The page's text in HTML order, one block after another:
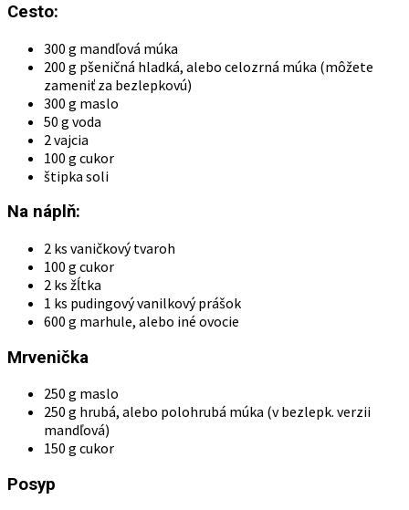
Cesto:
300 g mandľová múka
200 g pšeničná hladká, alebo celozrná múka (môžete
zameniť za bezlepkovú)
300 g maslo
50 g voda
2 vajcia
100 g cukor
štipka soli
Na náplň:
2 ks vaničkový tvaroh
100 g cukor
2 ks žĺtka
1 ks pudingový vanilkový prášok
600 g marhule, alebo iné ovocie
Mrvenička
250 g maslo
250 g hrubá, alebo polohrubá múka (v bezlepk. verzii
mandľová)
150 g cukor
Posyp